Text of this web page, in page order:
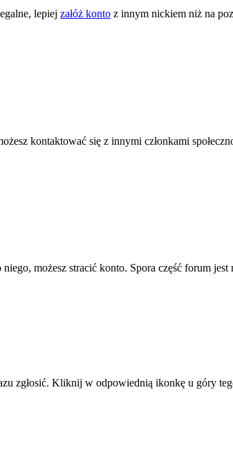
lepiej załóż konto z innym nickiem niż na
kontaktować się z innymi członkami
niego, możesz stracić konto. Spora część forum
zgłosić. Kliknij w odpowiednią ikonkę u góry